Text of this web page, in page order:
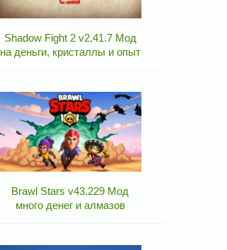
Shadow Fight 2 v2.41.7 Мод
на деньги, кристаллы и опыт
Brawl Stars v43.229 Мод
много денег и алмазов